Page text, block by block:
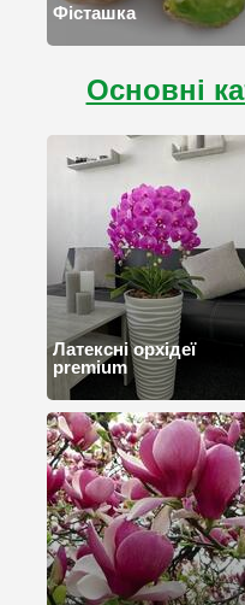
Фісташка
Основні
Латексні орхідеї
premium